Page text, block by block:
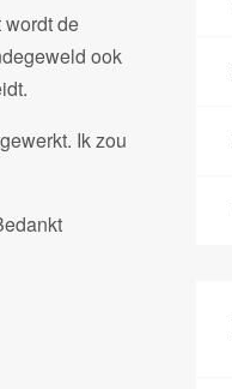
wordt de
ook
Ik zou